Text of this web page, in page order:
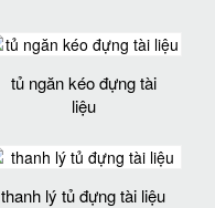
tủ ngăn kéo đựng tài
liệu
thanh lý tủ đựng tài liệu